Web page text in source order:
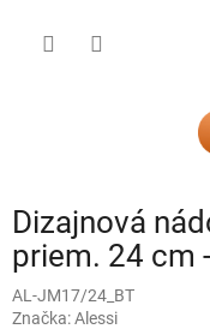
obsah
Dizajnová
priem. 24 cm
AL-JM17/24_BT
Značka:Alessi